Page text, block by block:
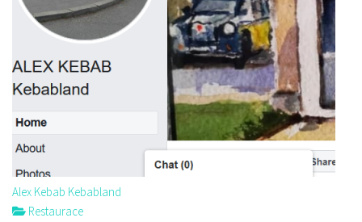
Alex Kebab Kebabland
Restaurace